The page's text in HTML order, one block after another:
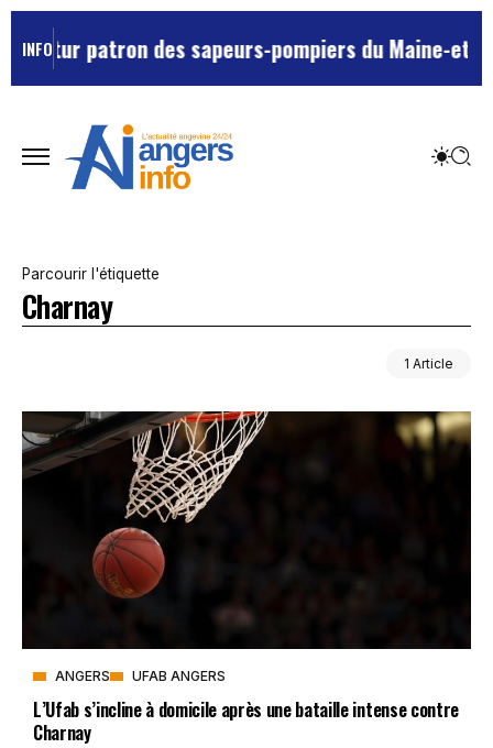
INFO
futur patron des sapeurs-pompiers du Maine-et-
Parcourir l'étiquette
Charnay
1 Article
ANGERS UFAB ANGERS
L’Ufab s’incline à domicile après une bataille intense contre
Charnay